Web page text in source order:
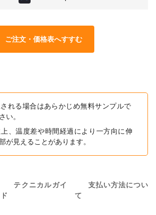
ご注文・価格表へすすむ
れる場合はあらかじめ無料サンプルで
い。
、温度差や時間経過により一方向に伸
が見えることがあります。
テクニカルガイ
ド
支払い方法につい
て